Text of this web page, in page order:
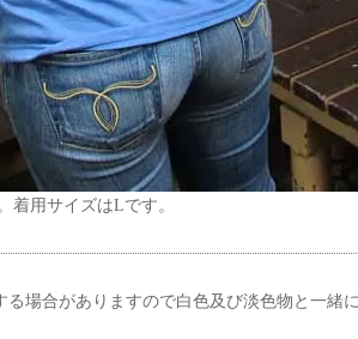
着用サイズはLです。
る場合がありますので白色及び淡色物と一緒